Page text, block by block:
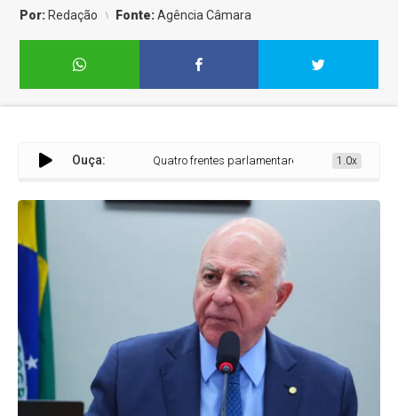
Por: Redação Fonte:Agência Câmara
Ouça: Quatro frentes parlamentares se unem para
1.0x